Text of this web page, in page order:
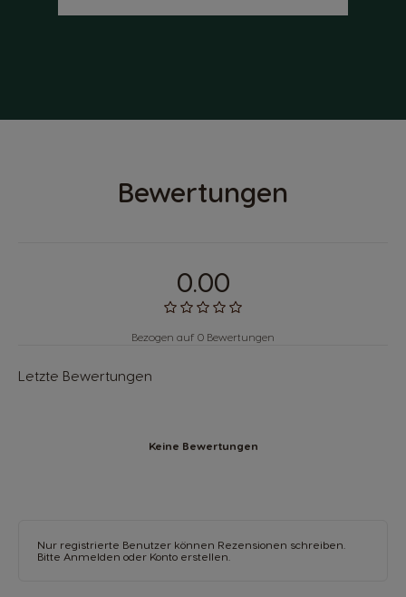
Bewertungen
0.00
Bezogen auf 0 Bewertungen
Letzte Bewertungen
Keine Bewertungen
Nur registrierte Benutzer können Rezensionen schreiben.
Bitte Anmelden oder Konto erstellen